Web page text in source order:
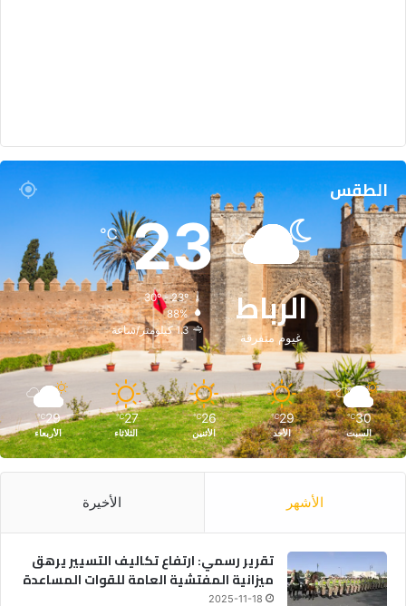
الطقس
الرباط
غيوم متفرقة
23
℃
30º - 23º
88%
1.3 كيلومتر/ساعة
30
℃
السبت
29
℃
الأحد
26
℃
الأثنين
27
℃
الثلاثاء
29
℃
الأربعاء
الأشهر الأخيرة
تقرير رسمي: ارتفاع تكاليف التسيير يرهق
ميزانية المفتشية العامة للقوات المساعدة
2025-11-18